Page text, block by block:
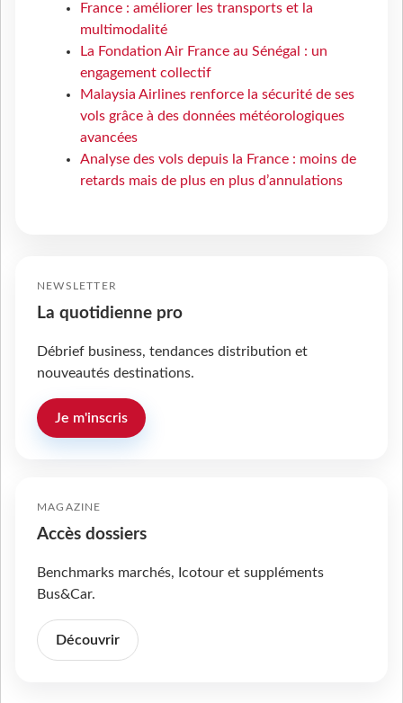
France : améliorer les transports et la
multimodalité
La Fondation Air France au Sénégal : un
engagement collectif
Malaysia Airlines renforce la sécurité de ses
vols grâce à des données météorologiques
avancées
Analyse des vols depuis la France : moins de
retards mais de plus en plus d’annulations
NEWSLETTER
La quotidienne pro
Débrief business, tendances distribution et
nouveautés destinations.
Je m'inscris
MAGAZINE
Accès dossiers
Benchmarks marchés, Icotour et suppléments
Bus&Car.
Découvrir